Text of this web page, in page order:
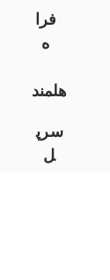
فرا
ه
هلمند
سرپ
ل